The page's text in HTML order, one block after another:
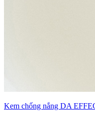
Kem chống nắng DA